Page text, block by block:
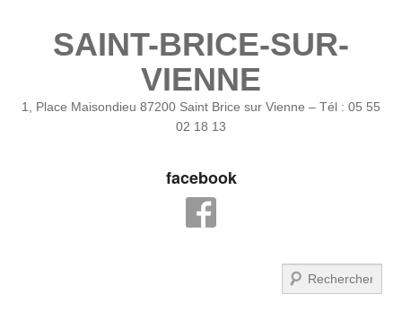
SAINT-BRICE-SUR-
VIENNE
1, Place Maisondieu 87200 Saint Brice sur Vienne – Tél : 05 55
02 18 13
facebook